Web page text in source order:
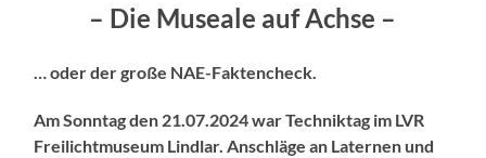
– Die Museale auf Achse –
… oder der große NAE-Faktencheck.
Am Sonntag den 21.07.2024 war Techniktag im LVR
Freilichtmuseum Lindlar. Anschläge an Laternen und